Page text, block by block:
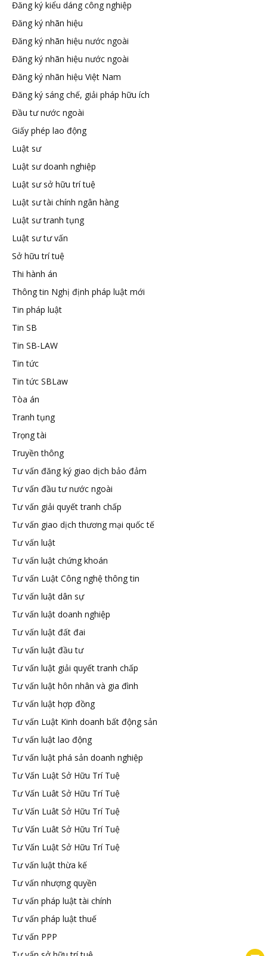
Đăng ký kiểu dáng công nghiệp
Đăng ký nhãn hiệu
Đăng ký nhãn hiệu nước ngoài
Đăng ký nhãn hiệu nước ngoài
Đăng ký nhãn hiệu Việt Nam
Đăng ký sáng chế, giải pháp hữu ích
Đầu tư nước ngoài
Giấy phép lao động
Luật sư
Luật sư doanh nghiệp
Luật sư sở hữu trí tuệ
Luật sư tài chính ngân hàng
Luật sư tranh tụng
Luật sư tư vấn
Sở hữu trí tuệ
Thi hành án
Thông tin Nghị định pháp luật mới
Tin pháp luật
Tin SB
Tin SB-LAW
Tin tức
Tin tức SBLaw
Tòa án
Tranh tụng
Trọng tài
Truyền thông
Tư vấn đăng ký giao dịch bảo đảm
Tư vấn đầu tư nước ngoài
Tư vấn giải quyết tranh chấp
Tư vấn giao dịch thương mại quốc tế
Tư vấn luật
Tư vấn luật chứng khoán
Tư vấn Luật Công nghệ thông tin
Tư vấn luật dân sự
Tư vấn luật doanh nghiệp
Tư vấn luật đất đai
Tư vấn luật đầu tư
Tư vấn luật giải quyết tranh chấp
Tư vấn luật hôn nhân và gia đình
Tư vấn luật hợp đồng
Tư vấn Luật Kinh doanh bất động sản
Tư vấn luật lao động
Tư vấn luật phá sản doanh nghiệp
Tư Vấn Luật Sở Hữu Trí Tuệ
Tư Vấn Luât Sở Hữu Trí Tuệ
Tư Vấn Luât Sở Hữu Trí Tuệ
Tư Vấn Luât Sở Hữu Trí Tuệ
Tư Vấn Luật Sở Hữu Trí Tuệ
Tư vấn luật thừa kế
Tư vấn nhượng quyền
Tư vấn pháp luật tài chính
Tư vấn pháp luật thuế
Tư vấn PPP